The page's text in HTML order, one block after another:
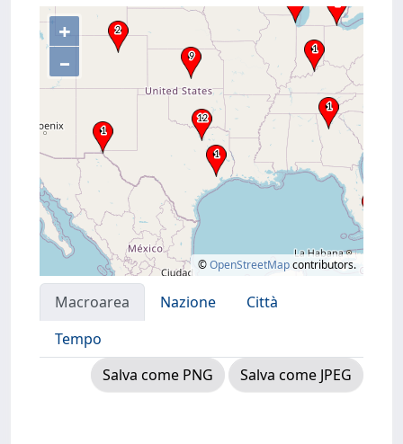
+
–
©OpenStreetMapcontributors.
Macroarea Nazione
Città
Tempo
Salva come PNG
Salva come JPEG